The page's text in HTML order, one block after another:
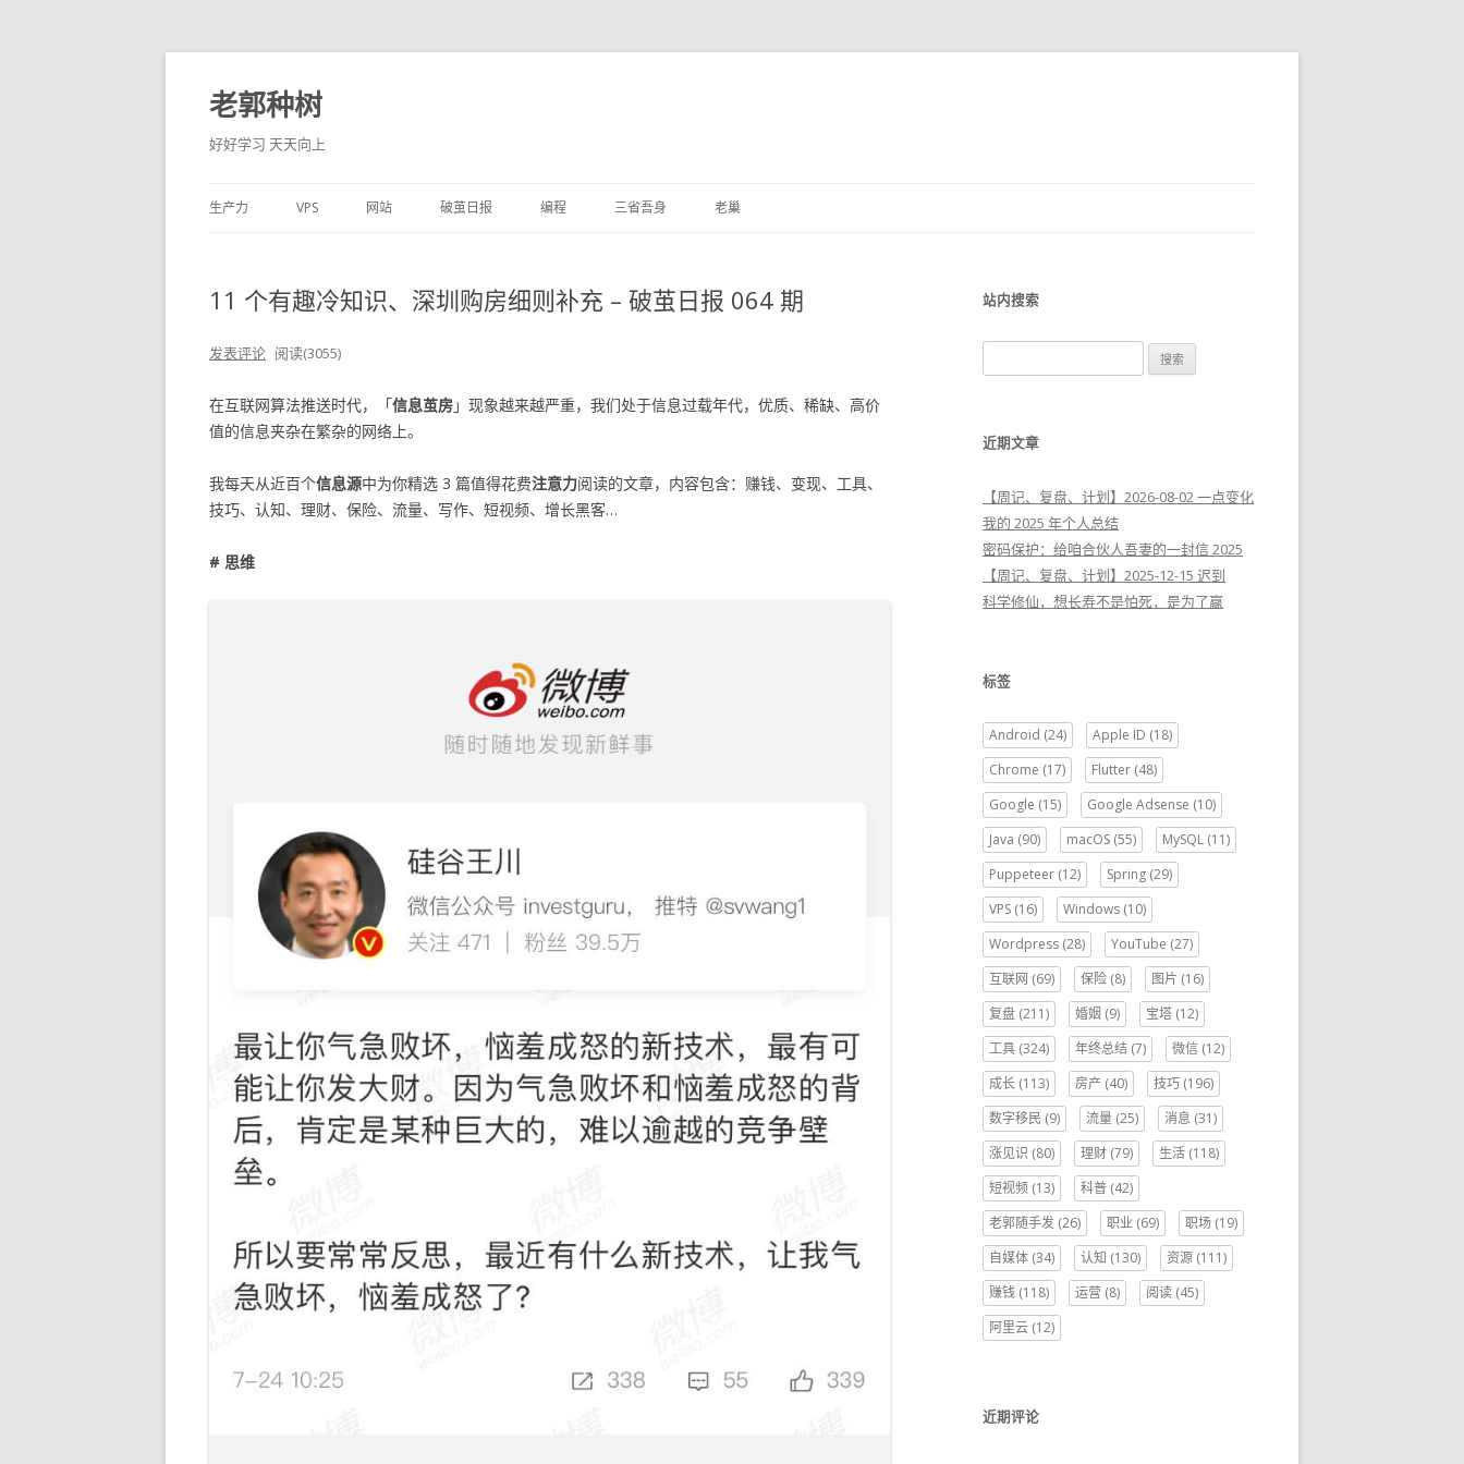
老郭种树
好好学习 天天向上
至
正
生产力 VPS 网站 破茧日报 编程 三省吾身 老巢
11 个有趣冷知识、深圳购房细则补充 – 破茧日报 064 期
发表评论 阅读(3055)
在互联网算法推送时代，「信息茧房」现象越来越严重，我们处于信息过载年代，优质、稀缺、高价
值的信息夹杂在繁杂的网络上。
我每天从近百个信息源中为你精选 3 篇值得花费注意力阅读的文章，内容包含：赚钱、变现、工具、
技巧、认知、理财、保险、流量、写作、短视频、增长黑客…
# 思维
站内搜索
索
近期文章
【周记、复盘、计划】2026-08-02 一点变化
我的 2025 年个人总结
密码保护：给咱合伙人吾妻的一封信 2025
【周记、复盘、计划】2025-12-15 迟到
科学修仙，想长寿不是怕死，是为了赢
标签
Android (24) Apple ID (18)
Chrome (17) Flutter (48)
Google (15) Google Adsense (10)
Java (90) macOS (55) MySQL (11)
Puppeteer (12) Spring (29)
VPS (16) Windows (10)
Wordpress (28) YouTube (27)
互联网 (69) 保险 (8) 图片 (16)
复盘 (211) 婚姻 (9) 宝塔 (12)
工具 (324) 年终总结 (7) 微信 (12)
成长 (113) 房产 (40) 技巧 (196)
数字移民 (9) 流量 (25) 消息 (31)
涨见识 (80) 理财 (79) 生活 (118)
短视频 (13) 科普 (42)
老郭随手发 (26) 职业 (69) 职场 (19)
自媒体 (34) 认知 (130) 资源 (111)
赚钱 (118) 运营 (8) 阅读 (45)
阿里云 (12)
近期评论